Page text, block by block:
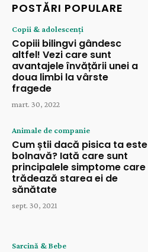
POSTĂRI POPULARE
Copii & adolescenți
Copiii bilingvi gândesc
altfel! Vezi care sunt
avantajele învățării unei a
doua limbi la vârste
fragede
mart. 30, 2022
Animale de companie
Cum știi dacă pisica ta este
bolnavă? Iată care sunt
principalele simptome care
trădează starea ei de
sănătate
sept. 30, 2021
Sarcină & Bebe